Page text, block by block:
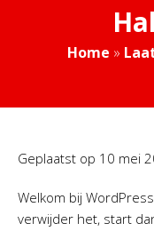
Home »
Geplaatst op 10 mei
Welkom bij
verwijder het, start